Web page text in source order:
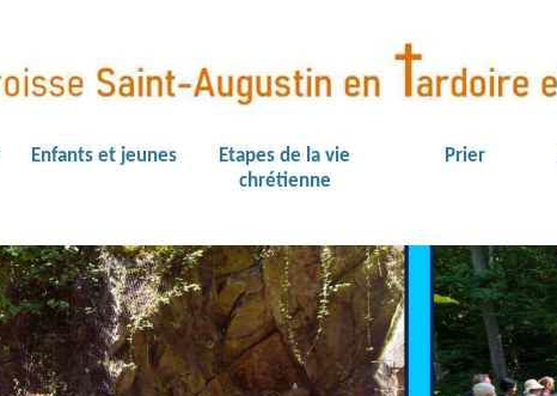
Enfants et jeunes
Etapes de la vie
chrétienne
Prier